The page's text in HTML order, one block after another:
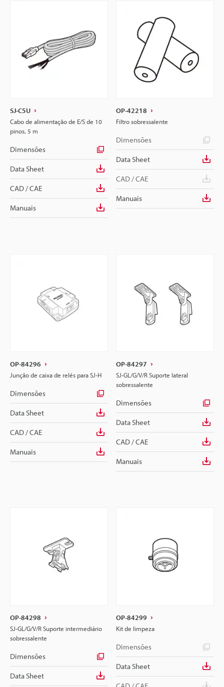
SJ-C5U
Cabo de alimentação de E/S de 10
pinos, 5 m
Dimensões
Data Sheet
CAD / CAE
Manuais
OP-42218
Filtro sobressalente
Dimensões
Data Sheet
CAD / CAE
Manuais
OP-84296
Junção de caixa de relés para SJ-H
Dimensões
Data Sheet
CAD / CAE
Manuais
OP-84297
SJ-GL/G/V/R Suporte lateral
sobressalente
Dimensões
Data Sheet
CAD / CAE
Manuais
OP-84298
SJ-GL/G/V/R Suporte intermediário
sobressalente
Dimensões
Data Sheet
OP-84299
Kit de limpeza
Dimensões
Data Sheet